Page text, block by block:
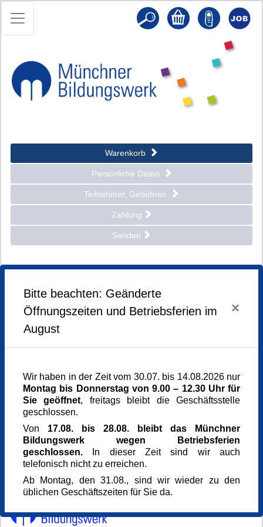
Warenkorb
Persönliche Daten
Teilnehmer, Gebühren
Zahlung
Senden
Kirchenführung
1x | Donnerstag, 11.06.2026 von 15.00 bis 16.00 Uhr
Kursgebühr: 9 Euro
Weiter zur Anmeldung
Weiter zur Anmeldung
Bitte beachten: Geänderte
Öffnungszeiten und Betriebsferien im
August
×
Wir haben in der Zeit vom 30.07. bis 14.08.2026 nur
Montag bis Donnerstag von 9.00 – 12.30 Uhr für
Sie geöffnet, freitags bleibt die Geschäftsstelle
geschlossen.
Von 17.08. bis 28.08. bleibt das Münchner
Bildungswerk wegen Betriebsferien
geschlossen. In dieser Zeit sind wir auch
telefonisch nicht zu erreichen.
Ab Montag, den 31.08., sind wir wieder zu den
üblichen Geschäftszeiten für Sie da.